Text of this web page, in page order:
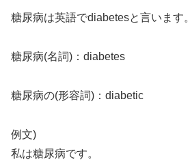
糖尿病は英語でdiabetesと言います。
糖尿病(名詞)：diabetes
糖尿病の(形容詞)：diabetic
例文)
私は糖尿病です。